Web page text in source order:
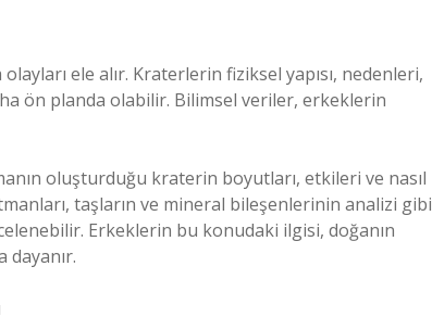
ele alır. Kraterlerin fiziksel yapısı, nedenleri,
ön planda olabilir. Bilimsel veriler, erkeklerin
oluşturduğu kraterin boyutları, etkileri ve nasıl
taşların ve mineral bileşenlerinin analizi gibi
Erkeklerin bu konudaki ilgisi, doğanın
dayanır.